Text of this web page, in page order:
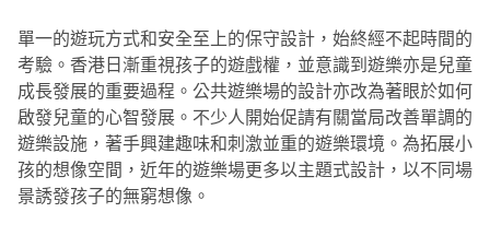
單一的遊玩方式和安全至上的保守設計，始終經不起時間的
考驗。香港日漸重視孩子的遊戲權，並意識到遊樂亦是兒童
成長發展的重要過程。公共遊樂場的設計亦改為著眼於如何
啟發兒童的心智發展。不少人開始促請有關當局改善單調的
遊樂設施，著手興建趣味和刺激並重的遊樂環境。為拓展小
孩的想像空間，近年的遊樂場更多以主題式設計，以不同場
景誘發孩子的無窮想像。